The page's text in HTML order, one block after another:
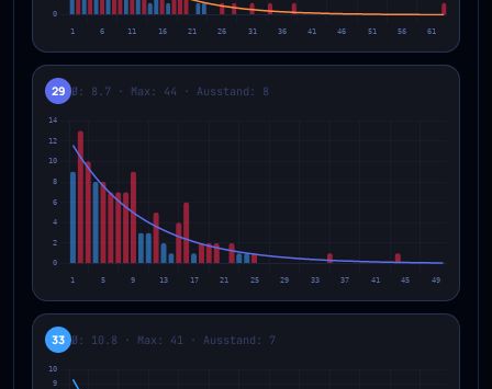
29 Ø: 8.7 · Max: 44 · Ausstand: 8
33 Ø: 10.8 · Max: 41 · Ausstand: 7